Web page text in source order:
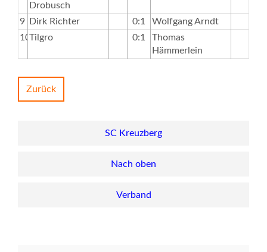
Drobusch
9 Dirk Richter 0:1
Wolfgang Arndt
10Tilgro 0:1
Thomas
Hämmerlein
Zurück
SC Kreuzberg
Nach oben
Verband